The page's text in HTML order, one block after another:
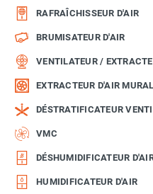
RAFRAÎCHISSEUR D'AIR
BRUMISATEUR D'AIR
VENTILATEUR /
EXTRACTEUR D'AIR MURAL
DÉSTRATIFICATEUR
VMC
DÉSHUMIDIFICATEUR
HUMIDIFICATEUR D'AIR